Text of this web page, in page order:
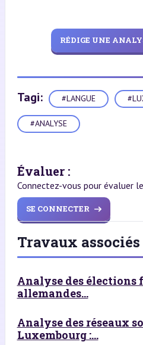
RÉDIGE UNE
Tagi: #LANGUE
#ANALYSE
Évaluer :
Connectez-vous pour évaluer
SE CONNECTER
Travaux associés
Analyse des élections
allemandes...
Analyse des réseaux
Luxembourg :...